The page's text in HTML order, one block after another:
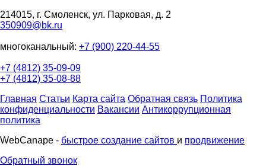
214015, г. Смоленск, ул. Парковая, д. 2
350909@bk.ru
многоканальный: +7 (900) 220-44-55
+7 (4812) 35-09-09
+7 (4812) 35-08-88
Главная Статьи Карта сайта Обратная связь Политика
конфиденциальности Вакансии Антикоррупционная
политика
WebCanape - быстрое создание сайтов и продвижение
Обратный звонок